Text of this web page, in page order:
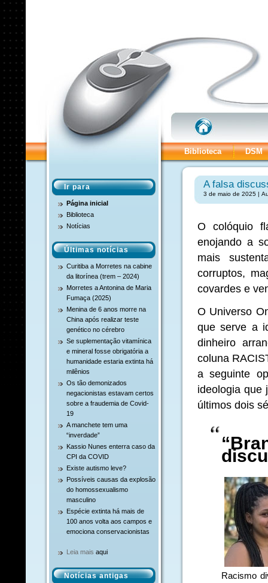
Biblioteca DSM
Ir para
Página inicial
Biblioteca
Notícias
Últimas notícias
Curitiba a Morretes na cabine
da litorínea (trem – 2024)
Morretes a Antonina de Maria
Fumaça (2025)
Menina de 6 anos morre na
China após realizar teste
genético no cérebro
Se suplementação vitamínica
e mineral fosse obrigatória a
humanidade estaria extinta há
milênios
Os tão demonizados
negacionistas estavam certos
sobre a fraudemia de Covid-
19
A manchete tem uma
“inverdade”
Kassio Nunes enterra caso da
CPI da COVID
Existe autismo leve?
Possíveis causas da explosão
do homossexualismo
masculino
Espécie extinta há mais de
100 anos volta aos campos e
emociona conservacionistas
Leia mais aqui
Notícias antigas
A falsa
3 de maio de 2025 |
O colóquio
enojando a
mais
corruptos,
covardes e
O Universo
que serve a
dinheiro
coluna
a seguinte
ideologia que
últimos dois
Racismo